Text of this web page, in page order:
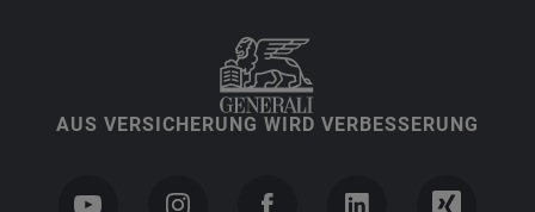
AUS VERSICHERUNG WIRD VERBESSERUNG